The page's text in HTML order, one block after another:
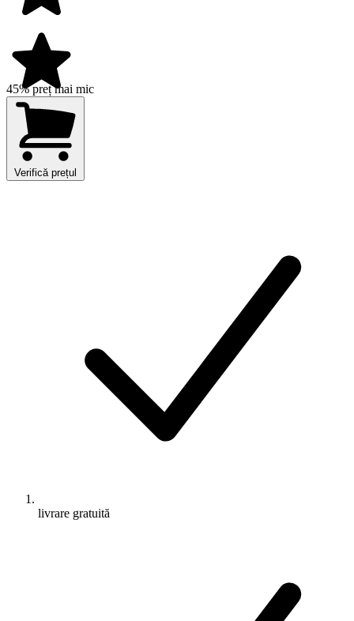
45% preț mai mic
Verifică prețul
livrare gratuită